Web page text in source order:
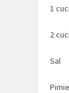
1
2
Sal